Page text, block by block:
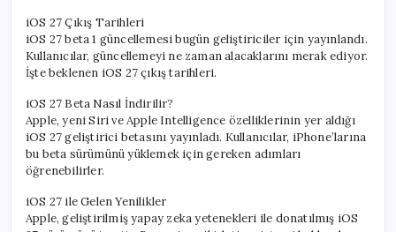
iOS 27 Çıkış Tarihleri
iOS 27 beta 1 güncellemesi bugün geliştiriciler için yayınlandı.
Kullanıcılar, güncellemeyi ne zaman alacaklarını merak ediyor.
İşte beklenen iOS 27 çıkış tarihleri.
iOS 27 Beta Nasıl İndirilir?
Apple, yeni Siri ve Apple Intelligence özelliklerinin yer aldığı
iOS 27 geliştirici betasını yayınladı. Kullanıcılar, iPhone’larına
bu beta sürümünü yüklemek için gereken adımları
öğrenebilirler.
iOS 27 ile Gelen Yenilikler
Apple, geliştirilmiş yapay zeka yetenekleri ile donatılmış iOS